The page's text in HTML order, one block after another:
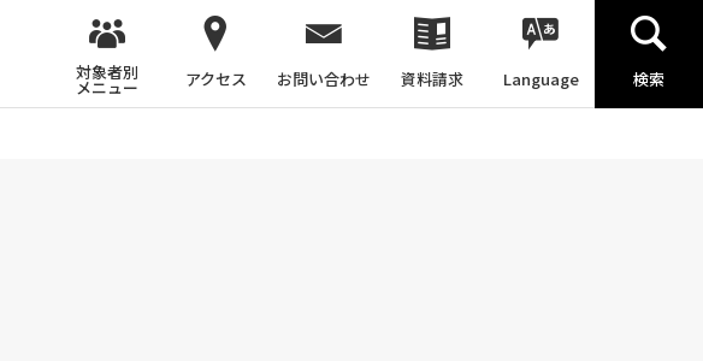
対象者別
メニュー アクセス お問い合わせ 資料請求 Language 検索